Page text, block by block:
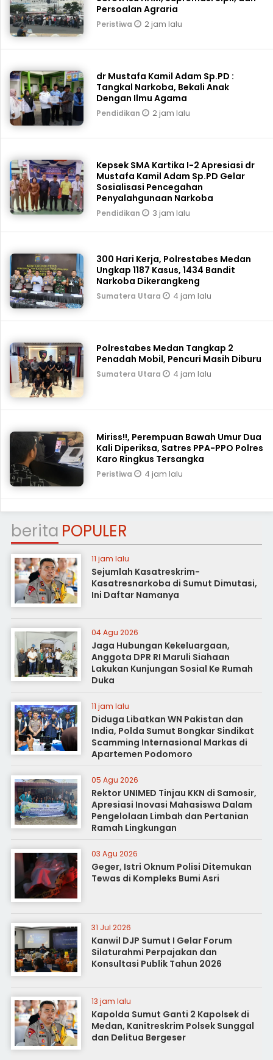
Persoalan Agraria
Peristiwa 2 jam lalu
dr Mustafa Kamil Adam Sp.PD :
Tangkal Narkoba, Bekali Anak
Dengan Ilmu Agama
Pendidikan 2 jam lalu
Kepsek SMA Kartika I-2 Apresiasi dr
Mustafa Kamil Adam Sp.PD Gelar
Sosialisasi Pencegahan
Penyalahgunaan Narkoba
Pendidikan 3 jam lalu
300 Hari Kerja, Polrestabes Medan
Ungkap 1187 Kasus, 1434 Bandit
Narkoba Dikerangkeng
Sumatera Utara 4 jam lalu
Polrestabes Medan Tangkap 2
Penadah Mobil, Pencuri Masih Diburu
Sumatera Utara 4 jam lalu
Miriss!!, Perempuan Bawah Umur Dua
Kali Diperiksa, Satres PPA-PPO Polres
Karo Ringkus Tersangka
Peristiwa 4 jam lalu
berita POPULER
11 jam lalu
Sejumlah Kasatreskrim-
Kasatresnarkoba di Sumut Dimutasi,
Ini Daftar Namanya
04 Agu 2026
Jaga Hubungan Kekeluargaan,
Anggota DPR RI Maruli Siahaan
Lakukan Kunjungan Sosial Ke Rumah
Duka
11 jam lalu
Diduga Libatkan WN Pakistan dan
India, Polda Sumut Bongkar Sindikat
Scamming Internasional Markas di
Apartemen Podomoro
05 Agu 2026
Rektor UNIMED Tinjau KKN di Samosir,
Apresiasi Inovasi Mahasiswa Dalam
Pengelolaan Limbah dan Pertanian
Ramah Lingkungan
03 Agu 2026
Geger, Istri Oknum Polisi Ditemukan
Tewas di Kompleks Bumi Asri
31 Jul 2026
Kanwil DJP Sumut I Gelar Forum
Silaturahmi Perpajakan dan
Konsultasi Publik Tahun 2026
13 jam lalu
Kapolda Sumut Ganti 2 Kapolsek di
Medan, Kanitreskrim Polsek Sunggal
dan Delitua Bergeser